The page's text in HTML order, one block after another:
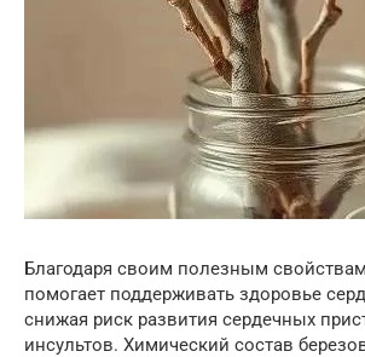
Благодаря своим полезным
помогает поддерживать здоровье
снижая риск развития сердечных
инсультов. Химический состав